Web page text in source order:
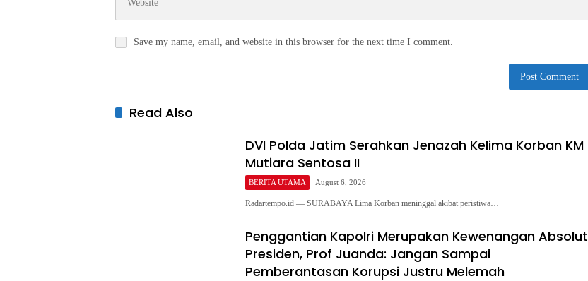
Save my name, email, and website in this browser for the next time I comment.
Read Also
DVI Polda Jatim Serahkan Jenazah Kelima Korban KM
Mutiara Sentosa II
BERITA UTAMA August 6, 2026
Radartempo.id — SURABAYA Lima Korban meninggal akibat peristiwa…
Penggantian Kapolri Merupakan Kewenangan Absolut
Presiden, Prof Juanda: Jangan Sampai
Pemberantasan Korupsi Justru Melemah